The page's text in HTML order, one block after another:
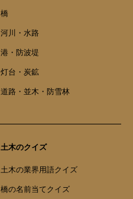
橋
河川・水路
港・防波堤
灯台・炭鉱
道路・並木・防雪林
土木のクイズ
土木の業界用語クイズ
橋の名前当てクイズ